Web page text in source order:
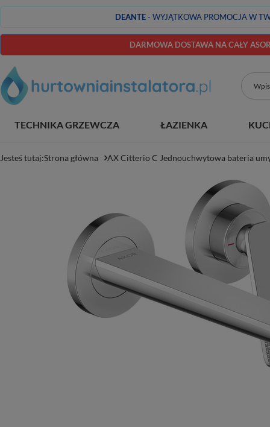
DEANTE- WYJĄTKOWA PROMOCJA W
DARMOWA DOSTAWA NA CAŁY
TECHNIKA GRZEWCZA ŁAZIENKA
Jesteś tutaj:Strona główna AX Citterio C Jednouchwytowa bateria